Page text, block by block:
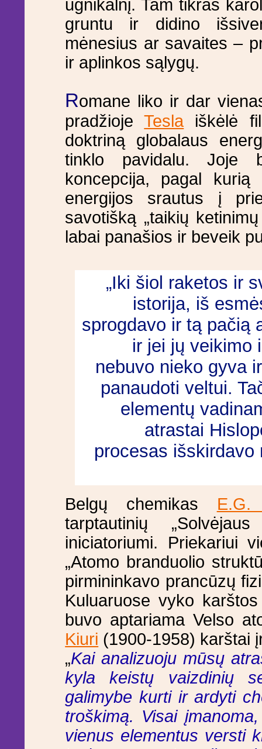
ugnikalnį. Tam tikras
gruntu ir didino
mėnesius ar savaites –
ir aplinkos sąlygų.
Romane liko ir dar
pradžiojeTesla iškėlė
doktriną globalaus
tinklo pavidalu. Joje
koncepcija, pagal
energijos srautus į
savotišką „taikių
labai panašios ir beveik
„Iki šiol raketos ir
istorija, iš
sprogdavo ir tą pačią
ir jei jų veikimo
nebuvo nieko gyva
panaudoti veltui.
elementų
atrastai
procesas
Belgų chemikas E.G.
tarptautinių
iniciatoriumi. Priekariui
„Atomo branduolio
pirmininkavo prancūzų
Kuluaruose vyko
buvo aptariama Velso
Kiuri (1900-1958) karštai
„Kai analizuoju mūsų
kyla keistų vaizdinių
galimybe kurti ir ardyti
troškimą. Visai
vienus elementus versti